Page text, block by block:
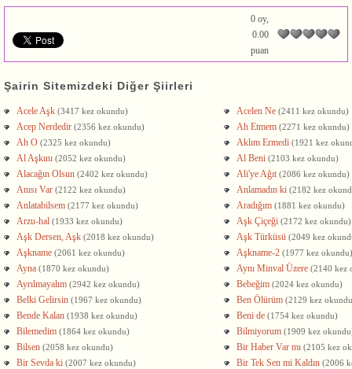
0 oy,
0.00
puan
Şairin Sitemizdeki Diğer Şiirleri
Acele Aşk (3417 kez okundu) Acelen Ne (2411 kez okundu)
Acep Nerdedir (2356 kez okundu) Ah Etmem (2271 kez okundu)
Ah O (2325 kez okundu) Aklım Ermedi (1921 kez
Al Aşkını (2052 kez okundu) Al Beni (2103 kez okundu)
Alacağın Olsun (2402 kez okundu) Ali'ye Ağıt (2086 kez okundu)
Anısı Var (2122 kez okundu) Anlamadın ki (2182 kez
Anlatabilsem (2177 kez okundu) Aradığım (1881 kez okundu)
Arzu-hal (1933 kez okundu) Aşk Çiçeği (2172 kez okundu)
Aşk Dersen, Aşk (2018 kez okundu) Aşk Türküsü (2049 kez
Aşkname (2061 kez okundu) Aşkname-2 (1977 kez okundu)
Ayna (1870 kez okundu) Aynı Minval Üzere (2140 kez
Ayrılmayalım (2942 kez okundu) Bebeğim (2024 kez okundu)
Belki Gelirsin (1967 kez okundu) Ben Ölürüm (2129 kez
Bende Kalan (1938 kez okundu) Beni de (1754 kez okundu)
Bilemedim (1864 kez okundu) Bilmiyorum (1909 kez
Bilsen (2058 kez okundu) Bir Haber Var mı (2105 kez
Bir Sevda ki (2007 kez okundu) Bir Tek Sen mi Kaldın (2006